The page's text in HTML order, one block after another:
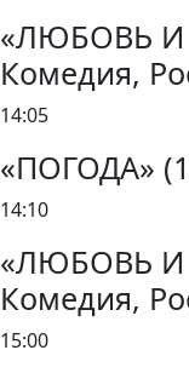
«ЛЮБОВЬ И
Комедия,
14:05
«ПОГОДА»
14:10
«ЛЮБОВЬ И
Комедия,
15:00